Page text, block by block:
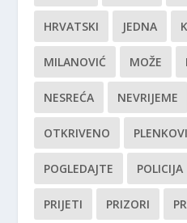
HRVATSKI JEDNA
MILANOVIĆ MOŽE
NESREĆA NEVRIJEME
OTKRIVENO
POGLEDAJTE POLICIJA
PRIJETI PRIZORI